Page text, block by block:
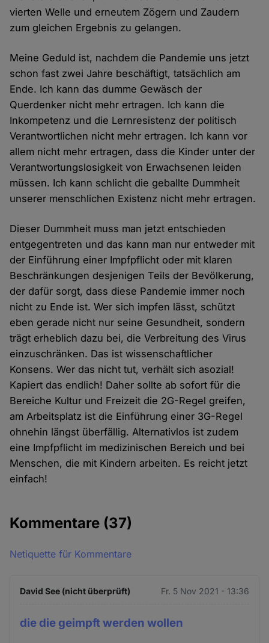
vierten Welle und erneutem Zögern und Zaudern
zum gleichen Ergebnis zu gelangen.
Meine Geduld ist, nachdem die Pandemie uns jetzt
schon fast zwei Jahre beschäftigt, tatsächlich am
Ende. Ich kann das dumme Gewäsch der
Querdenker nicht mehr ertragen. Ich kann die
Inkompetenz und die Lernresistenz der politisch
Verantwortlichen nicht mehr ertragen. Ich kann vor
allem nicht mehr ertragen, dass die Kinder unter der
Verantwortungslosigkeit von Erwachsenen leiden
müssen. Ich kann schlicht die geballte Dummheit
unserer menschlichen Existenz nicht mehr ertragen.
Dieser Dummheit muss man jetzt entschieden
entgegentreten und das kann man nur entweder mit
der Einführung einer Impfpflicht oder mit klaren
Beschränkungen desjenigen Teils der Bevölkerung,
der dafür sorgt, dass diese Pandemie immer noch
nicht zu Ende ist. Wer sich impfen lässt, schützt
eben gerade nicht nur seine Gesundheit, sondern
trägt erheblich dazu bei, die Verbreitung des Virus
einzuschränken. Das ist wissenschaftlicher
Konsens. Wer das nicht tut, verhält sich asozial!
Kapiert das endlich! Daher sollte ab sofort für die
Bereiche Kultur und Freizeit die 2G-Regel greifen,
am Arbeitsplatz ist die Einführung einer 3G-Regel
ohnehin längst überfällig. Alternativlos ist zudem
eine Impfpflicht im medizinischen Bereich und bei
Menschen, die mit Kindern arbeiten. Es reicht jetzt
einfach!
Kommentare (37)
Netiquette für Kommentare
David See (nicht überprüft) Fr. 5 Nov 2021 - 13:36
die die geimpft werden wollen